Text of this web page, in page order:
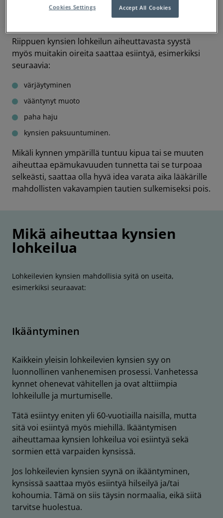
katkeilevat kynnet
kynsipedistä irtoavat kynnet.
Riippuen kynsien lohkeilun aiheuttavasta syystä
myös muitakin oireita saattaa esiintyä, esimerkiksi
seuraavia:
värjäytyminen
vääntynyt muoto
paha haju
kynsien paksuuntuminen.
Mikäli kynnen ympärillä tuntuu kipua tai se muuten
aiheuttaa epämukavuuden tunnetta tai se turpoaa
selkeästi, saattaa olla hyvä idea varata aika lääkärille
mahdollisten vakavampien tautien sulkemiseksi pois.
Mikä aiheuttaa kynsien
lohkeilua
Lohkeilevien kynsien mahdollisia syitä on useita,
esimerkiksi seuraavat:
Ikääntyminen
Kaikkein yleisin lohkeilevien kynsien syy on
luonnollinen vanhenemisen prosessi. Vanhetessa
kynnet ohenevat vähitellen ja ovat alttiimpia
lohkeilulle ja murtumiselle.
Tätä esiintyy eniten yli 60-vuotiailla naisilla, mutta
sitä voi esiintyä myös miehillä. Ikääntymisen
aiheuttamaa kynsien lohkeilua voi esiintyä sekä
sormien että varpaiden kynsissä.
Jos lohkeilevien kynsien syynä on ikääntyminen,
kynsissä saattaa myös esiintyä hilseilyä ja/tai
kohoumia. Tämä on siis täysin normaalia, eikä siitä
tarvitse huolestua.
Accept All Cookies
Cookies Settings